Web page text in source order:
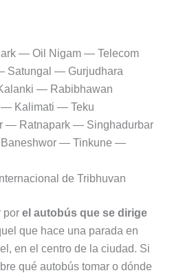
— Oil Nigam — Telecom
Satungal — Gurjudhara
— Rabibhawan
— Kalimati — Teku
— Ratnapark — Singhadurbar
— Tinkune —
de Tribhuvan
por el autobús que se dirige
que hace una parada en
en el centro de la ciudad. Si
qué autobús tomar o dónde